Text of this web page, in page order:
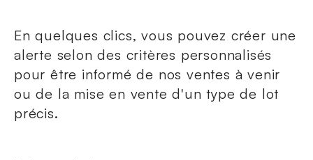
En quelques clics, vous pouvez créer une
alerte selon des critères personnalisés
pour être informé de nos ventes à venir
ou de la mise en vente d'un type de lot
précis.